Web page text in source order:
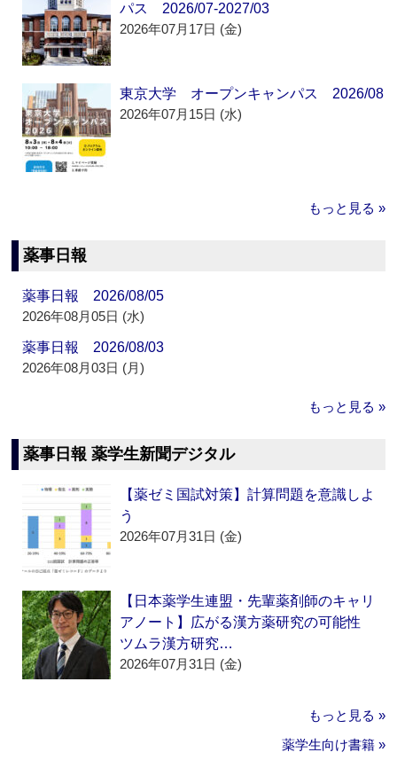
パス 2026/07-2027/03
2026年07月17日 (金)
東京大学 オープンキャンパス 2026/08
2026年07月15日 (水)
もっと見る »
薬事日報
薬事日報 2026/08/05
2026年08月05日 (水)
薬事日報 2026/08/03
2026年08月03日 (月)
もっと見る »
薬事日報 薬学生新聞デジタル
【薬ゼミ国試対策】計算問題を意識しよ
う
2026年07月31日 (金)
【日本薬学生連盟・先輩薬剤師のキャリ
アノート】広がる漢方薬研究の可能性
ツムラ漢方研究…
2026年07月31日 (金)
もっと見る »
薬学生向け書籍 »